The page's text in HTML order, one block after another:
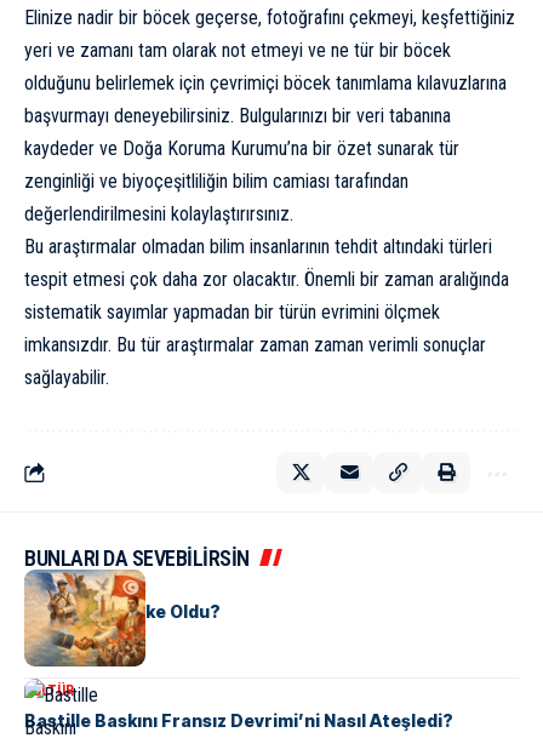
Elinize nadir bir böcek geçerse, fotoğrafını çekmeyi, keşfettiğiniz
yeri ve zamanı tam olarak not etmeyi ve ne tür bir böcek
olduğunu belirlemek için çevrimiçi böcek tanımlama kılavuzlarına
başvurmayı deneyebilirsiniz. Bulgularınızı bir veri tabanına
kaydeder ve Doğa Koruma Kurumu’na bir özet sunarak tür
zenginliği ve biyoçeşitliliğin bilim camiası tarafından
değerlendirilmesini kolaylaştırırsınız.
Bu araştırmalar olmadan bilim insanlarının tehdit altındaki türleri
tespit etmesi çok daha zor olacaktır. Önemli bir zaman aralığında
sistematik sayımlar yapmadan bir türün evrimini ölçmek
imkansızdır. Bu tür araştırmalar zaman zaman verimli sonuçlar
sağlayabilir.
BUNLARI DA SEVEBİLİRSİN
KÜLTÜR
Tunus Nasıl Ülke Oldu?
KÜLTÜR
Bastille Baskını Fransız Devrimi’ni Nasıl Ateşledi?